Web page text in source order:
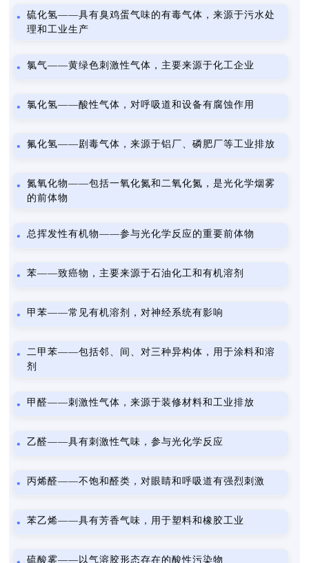
硫化氢——具有臭鸡蛋气味的有毒气体，来源于污水处
理和工业生产
氯气——黄绿色刺激性气体，主要来源于化工企业
氯化氢——酸性气体，对呼吸道和设备有腐蚀作用
氟化氢——剧毒气体，来源于铝厂、磷肥厂等工业排放
氮氧化物——包括一氧化氮和二氧化氮，是光化学烟雾
的前体物
总挥发性有机物——参与光化学反应的重要前体物
苯——致癌物，主要来源于石油化工和有机溶剂
甲苯——常见有机溶剂，对神经系统有影响
二甲苯——包括邻、间、对三种异构体，用于涂料和溶
剂
甲醛——刺激性气体，来源于装修材料和工业排放
乙醛——具有刺激性气味，参与光化学反应
丙烯醛——不饱和醛类，对眼睛和呼吸道有强烈刺激
苯乙烯——具有芳香气味，用于塑料和橡胶工业
硫酸雾——以气溶胶形态存在的酸性污染物